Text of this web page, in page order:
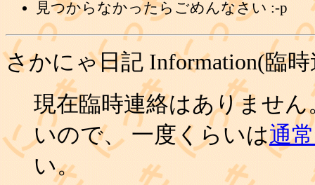
見つからなかったらごめんなさい :-p
さかにゃ日記 Information(臨
現在臨時連絡はありませ
いので、 一度くらいは通
い。